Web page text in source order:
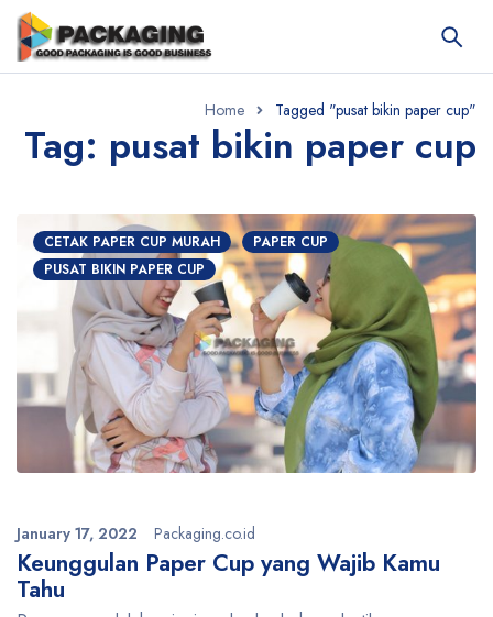
Home Tagged "pusat bikin paper cup"
Tag: pusat bikin paper cup
CETAK PAPER CUP MURAH
PAPER CUP
PUSAT BIKIN PAPER CUP
January 17, 2022 Packaging.co.id
Keunggulan Paper Cup yang Wajib Kamu
Tahu